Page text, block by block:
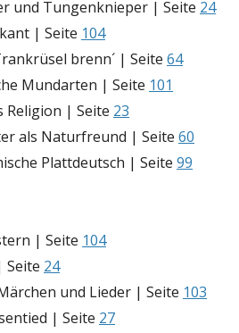
und Tungenknieper | Seite 24
| Seite 104
brenn´ | Seite 64
Mundarten | Seite 101
Religion | Seite 23
als Naturfreund | Seite 60
Plattdeutsch | Seite 99
| Seite 104
Seite 24
und Lieder | Seite 103
| Seite 27